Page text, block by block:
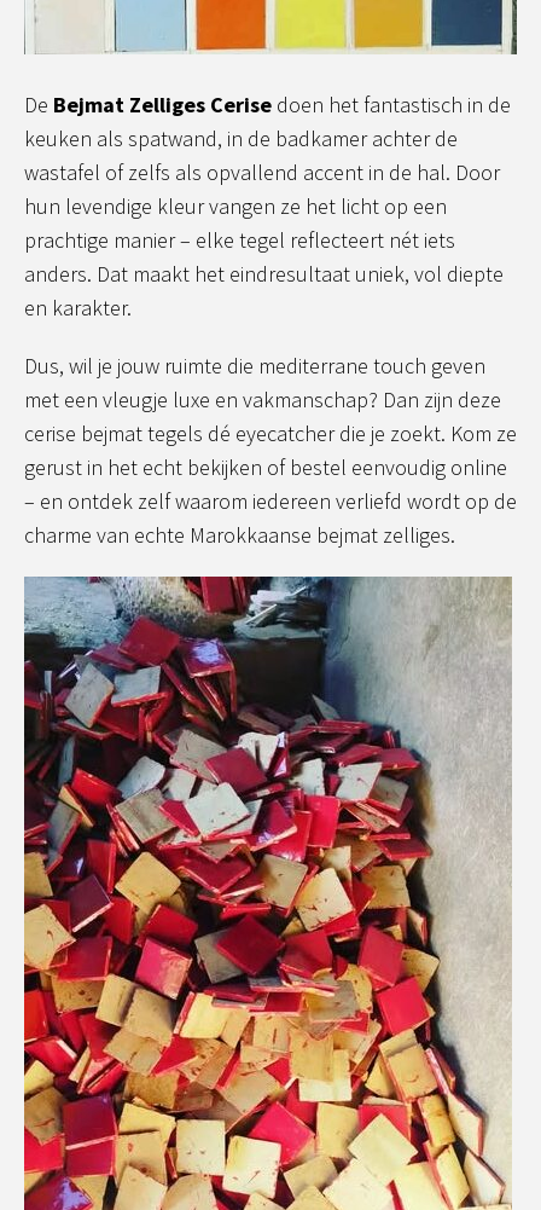
De Bejmat Zelliges Cerise doen het fantastisch in de
keuken als spatwand, in de badkamer achter de
wastafel of zelfs als opvallend accent in de hal. Door
hun levendige kleur vangen ze het licht op een
prachtige manier – elke tegel reflecteert nét iets
anders. Dat maakt het eindresultaat uniek, vol diepte
en karakter.
Dus, wil je jouw ruimte die mediterrane touch geven
met een vleugje luxe en vakmanschap? Dan zijn deze
cerise bejmat tegels dé eyecatcher die je zoekt. Kom ze
gerust in het echt bekijken of bestel eenvoudig online
– en ontdek zelf waarom iedereen verliefd wordt op de
charme van echte Marokkaanse bejmat zelliges.